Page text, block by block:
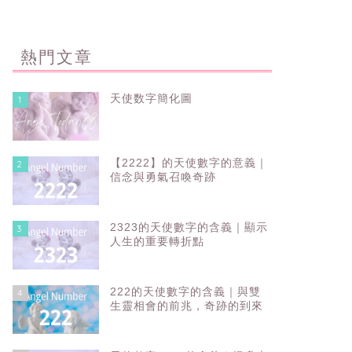
熱門文章
1 天使数字簡化圖
2
【2222】的天使數字的意義｜
信念與勇氣召喚奇跡
3
2323的天使數字的含義｜顯示
人生的重要轉折點
4
222的天使數字的含義｜與雙
生靈相會的前兆，奇跡的到來